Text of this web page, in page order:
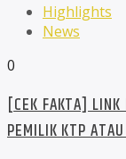
Highlights
News
0
[CEK FAKTA]
PEMILIK KTP